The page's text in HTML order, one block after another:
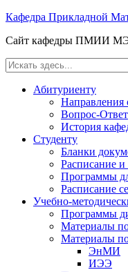
Кафедра Прикладной
Сайт кафедры ПМИИ
Абитуриенту
Направления
Вопрос-Ответ
История
Студенту
Бланки
Расписание
Программы
Расписание
Учебно-
Программы
Материалы
Материалы
ЭнМИ
ИЭЭ